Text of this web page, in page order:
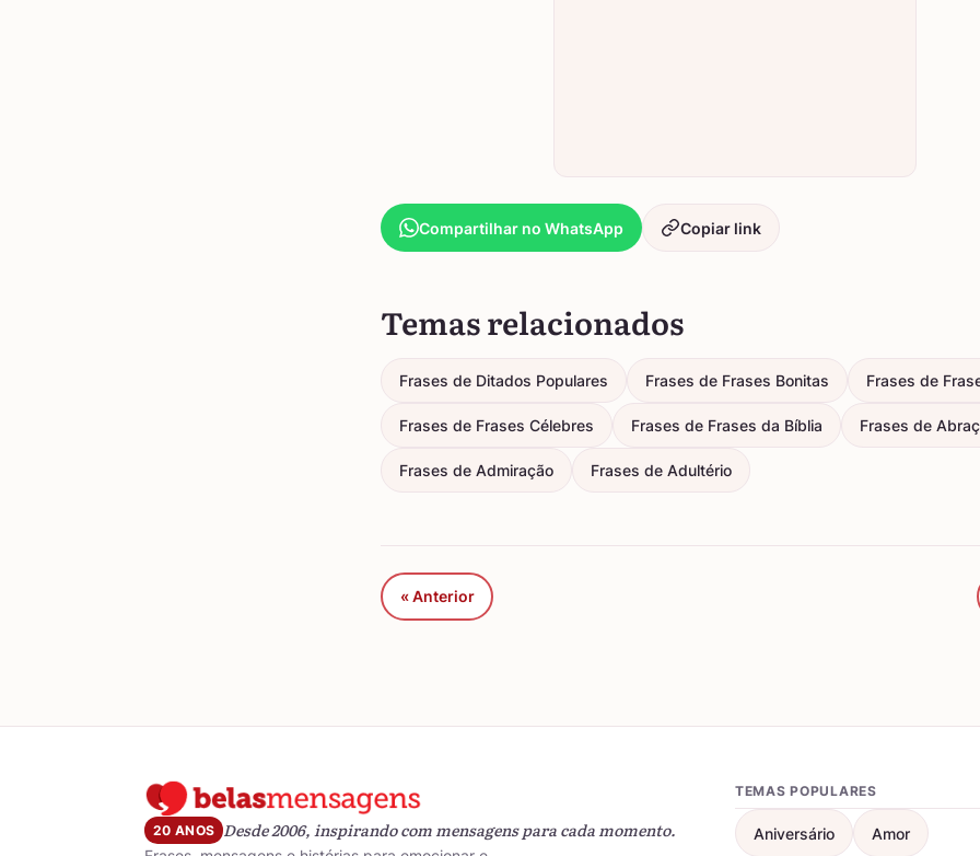
Compartilhar no WhatsApp Copiar link
Temas relacionados
Frases de Ditados Populares Frases de Frases Bonitas Frases de
Frases de Frases Célebres Frases de Frases da Bíblia Frases de
Frases de Admiração Frases de Adultério
« Anterior
20 ANOS Desde 2006, inspirando com mensagens para cada momento.
TEMAS POPULARES
Aniversário Amor